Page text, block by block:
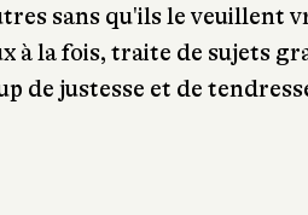
sans qu'ils le veuillent
à la fois, traite de sujets
de justesse et de